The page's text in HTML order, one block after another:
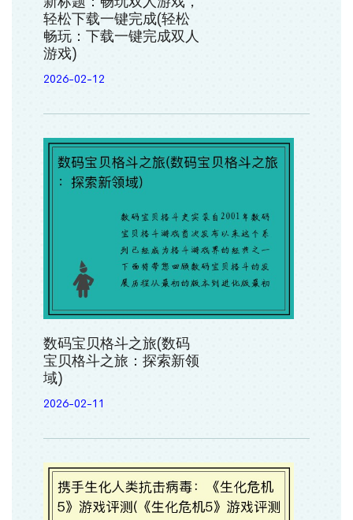
轻松下载一键完成(轻松
畅玩：下载一键完成双人
游戏)
2026-02-12
数码宝贝格斗之旅(数码
宝贝格斗之旅：探索新领
域)
2026-02-11